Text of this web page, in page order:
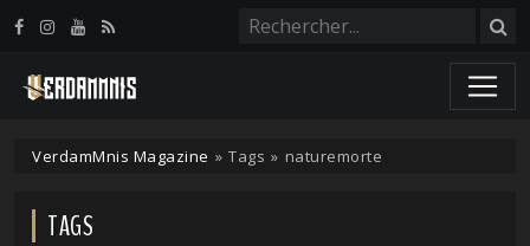
VerdamMnis Magazine » Tags » naturemorte
TAGS
Panneau de gestion des cookies